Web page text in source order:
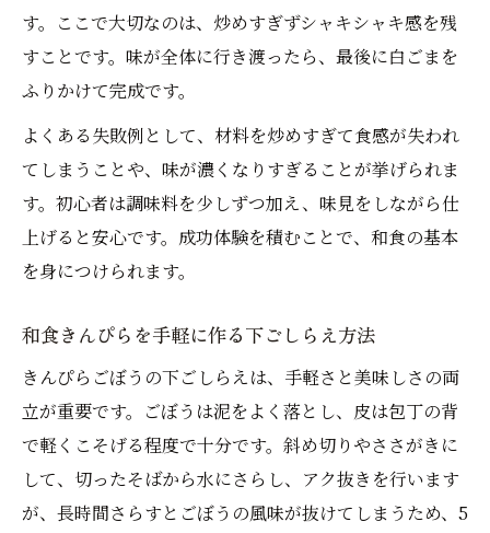
す。ここで大切なのは、炒めすぎずシャキシャキ感を残
すことです。味が全体に行き渡ったら、最後に白ごまを
ふりかけて完成です。
よくある失敗例として、材料を炒めすぎて食感が失われ
てしまうことや、味が濃くなりすぎることが挙げられま
す。初心者は調味料を少しずつ加え、味見をしながら仕
上げると安心です。成功体験を積むことで、和食の基本
を身につけられます。
和食きんぴらを手軽に作る下ごしらえ方法
きんぴらごぼうの下ごしらえは、手軽さと美味しさの両
立が重要です。ごぼうは泥をよく落とし、皮は包丁の背
で軽くこそげる程度で十分です。斜め切りやささがきに
して、切ったそばから水にさらし、アク抜きを行います
が、長時間さらすとごぼうの風味が抜けてしまうため、5